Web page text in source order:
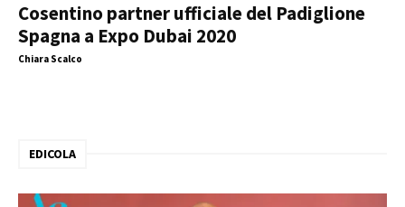
Cosentino partner ufficiale del Padiglione
Spagna a Expo Dubai 2020
Chiara Scalco
EDICOLA